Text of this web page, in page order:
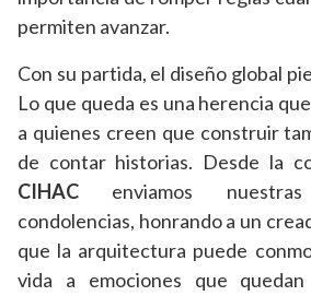
permiten avanzar.
Con su partida, el diseño global
Lo que queda es una herencia
a quienes creen que construir
de contar historias. Desde la
CIHAC enviamos
condolencias, honrando a un
que la arquitectura puede
vida a emociones que